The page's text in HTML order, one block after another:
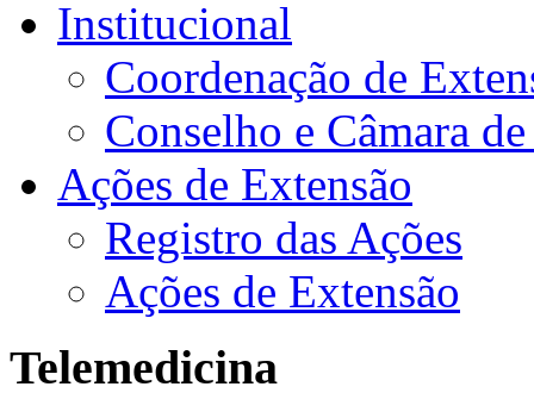
Institucional
Coordenação de
Conselho e Câmara
Ações de Extensão
Registro das Ações
Ações de Extensão
Telemedicina